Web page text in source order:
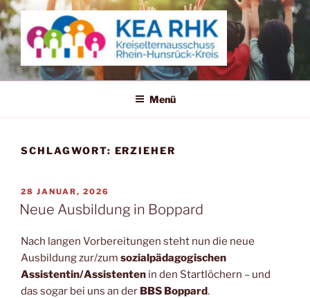
Zum
Inhalt
springen
KREISELTERNAUSSCHUSS
RHEIN-HUNSRÜCK-KREIS
Menü
SCHLAGWORT: ERZIEHER
VERÖFFENTLICHT
AM
28 JANUAR, 2026
Neue Ausbildung in Boppard
Nach langen Vorbereitungen steht nun die neue
Ausbildung zur/zum sozialpädagogischen
Assistentin/Assistenten in den Startlöchern – und
das sogar bei uns an der BBS Boppard.